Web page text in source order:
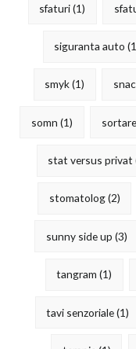
sfaturi(1)
siguranta auto
smyk(1)
somn (1) sortare
stat versus privat
stomatolog(2)
sunny side up (3)
tangram (1)
tavi senzoriale(1)